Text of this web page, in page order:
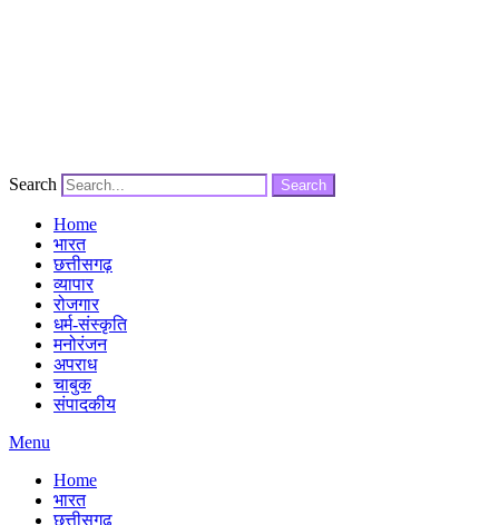
Search Search
Home
भारत
छत्तीसगढ़
व्यापार
रोजगार
धर्म-संस्कृति
मनोरंजन
अपराध
चाबुक
संपादकीय
Menu
Home
भारत
छत्तीसगढ़